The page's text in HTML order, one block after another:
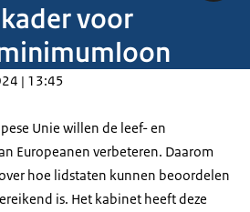
voor
| 13:45
Unie willen de leef- en
Europeanen verbeteren. Daarom
hoe lidstaten kunnen beoordelen
is. Het kabinet heeft deze